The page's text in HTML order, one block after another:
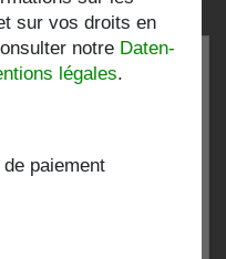
Amazon
SHOPVOTE.DE
sur vos droits en
notre Daten­
légales.
paiement